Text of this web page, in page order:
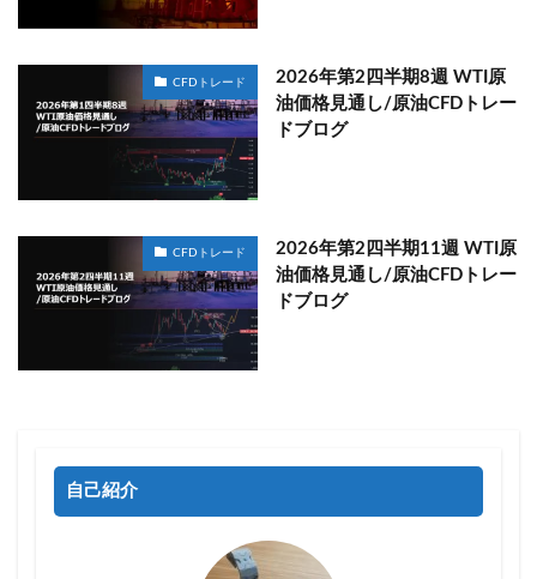
CFDトレード
2026年第2四半期8週 WTI原
油価格見通し/原油CFDトレー
ドブログ
CFDトレード
2026年第2四半期11週 WTI原
油価格見通し/原油CFDトレー
ドブログ
自己紹介